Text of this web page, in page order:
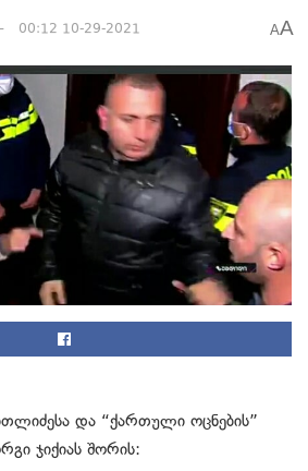
00:12 10-29-2021 AA
და “ქართული ოცნების”
ჯიქიას შორის: